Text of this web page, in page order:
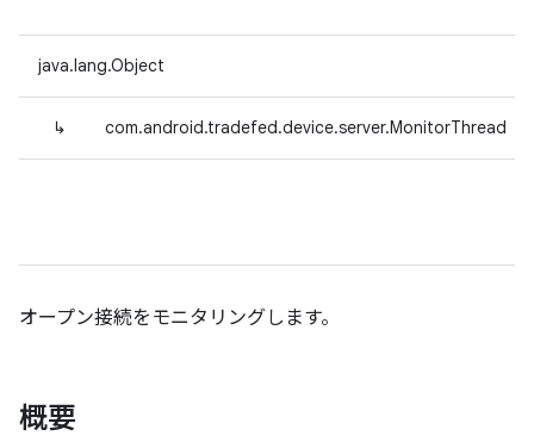
java.lang.Object
↳ com.android.tradefed.device.server.MonitorThread
オープン接続をモニタリングします。
概要